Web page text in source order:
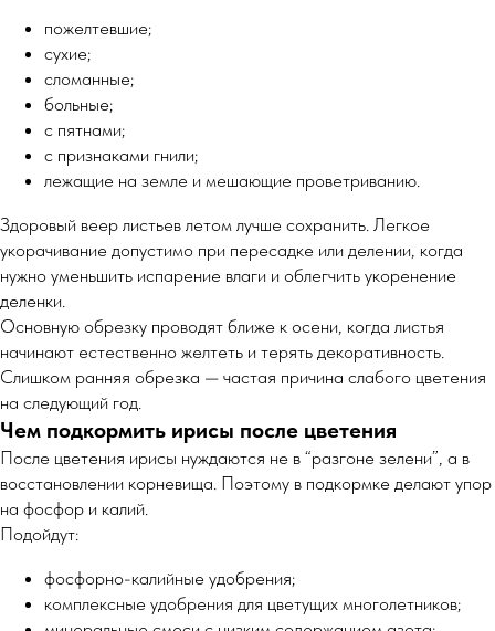
пожелтевшие;
сухие;
сломанные;
больные;
с пятнами;
с признаками гнили;
лежащие на земле и мешающие проветриванию.
Здоровый веер листьев летом лучше сохранить. Легкое
укорачивание допустимо при пересадке или делении, когда
нужно уменьшить испарение влаги и облегчить укоренение
деленки.
Основную обрезку проводят ближе к осени, когда листья
начинают естественно желтеть и терять декоративность.
Слишком ранняя обрезка — частая причина слабого цветения
на следующий год.
Чем подкормить ирисы после цветения
После цветения ирисы нуждаются не в “разгоне зелени”, а в
восстановлении корневища. Поэтому в подкормке делают упор
на фосфор и калий.
Подойдут:
фосфорно-калийные удобрения;
комплексные удобрения для цветущих многолетников;